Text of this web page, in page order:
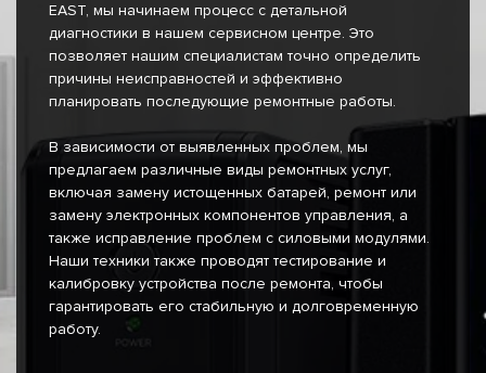
EAST, мы начинаем процесс с детальной
диагностики в нашем сервисном центре. Это
позволяет нашим специалистам точно определить
причины неисправностей и эффективно
планировать последующие ремонтные работы.
В зависимости от выявленных проблем, мы
предлагаем различные виды ремонтных услуг,
включая замену истощенных батарей, ремонт или
замену электронных компонентов управления, а
также исправление проблем с силовыми модулями.
Наши техники также проводят тестирование и
калибровку устройства после ремонта, чтобы
гарантировать его стабильную и долговременную
работу.